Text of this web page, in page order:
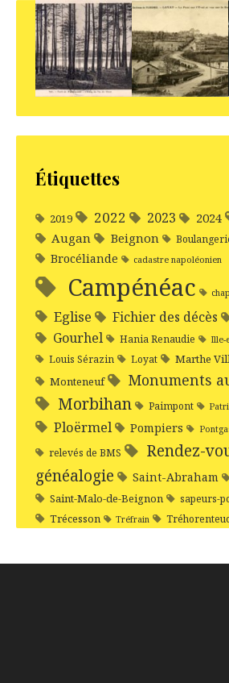
Étiquettes
2019 2022 2023 2024
Augan Beignon
Brocéliande cadastre napoléonien
Campénéac
Eglise Fichier des décès
Gourhel Hania Renaudie Ille-
Louis Sérazin Loyat Marthe
Monteneuf Monuments
Morbihan Paimpont
Ploërmel Pompiers
relevés de BMS
Rendez-
généalogie
Saint-Abraham
Saint-Malo-de-Beignon sapeurs-
Trécesson Tréfrain